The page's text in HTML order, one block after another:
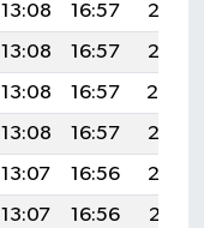
13:08 16:57
20:16
13:08 16:57
20:15
13:08 16:57
20:14
13:08 16:57
20:13
13:07 16:56
20:12
13:07 16:56
20:11